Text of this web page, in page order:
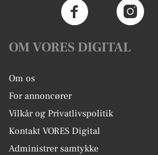
OM VORES DIGITAL
Om os
For annoncører
Vilkår og Privatlivspolitik
Kontakt VORES Digital
Administrer samtykke